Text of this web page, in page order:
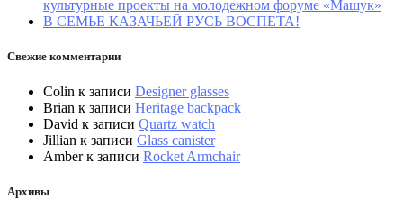
культурные проекты на молодежном форуме «Машук»
В СЕМЬЕ КАЗАЧЬЕЙ РУСЬ ВОСПЕТА!
Свежие комментарии
Colin к записи Designer glasses
Brian к записи Heritage backpack
David к записи Quartz watch
Jillian к записи Glass canister
Amberк записи Rocket Armchair
Архивы